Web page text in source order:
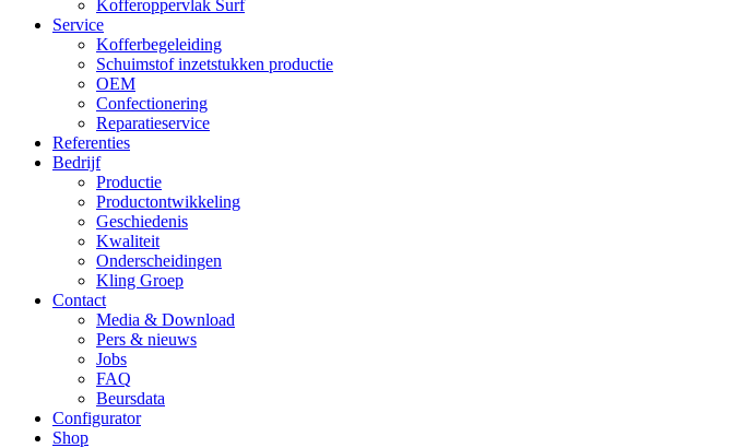
Kofferoppervlak Surf
Service
Kofferbegeleiding
Schuimstof inzetstukken productie
OEM
Confectionering
Reparatieservice
Referenties
Bedrijf
Productie
Productontwikkeling
Geschiedenis
Kwaliteit
Onderscheidingen
Kling Groep
Contact
Media & Download
Pers & nieuws
Jobs
FAQ
Beursdata
Configurator
Shop